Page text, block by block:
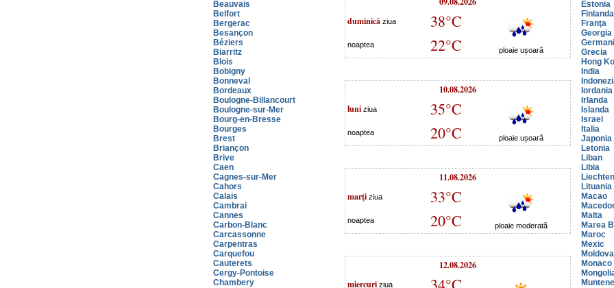
Beauvais
Belfort
Bergerac
Besançon
Béziers
Biarritz
Blois
Bobigny
Bonneval
Bordeaux
Boulogne-Billancourt
Boulogne-sur-Mer
Bourg-en-Bresse
Bourges
Brest
Briançon
Brive
Caen
Cagnes-sur-Mer
Cahors
Calais
Cambrai
Cannes
Carbon-Blanc
Carcassonne
Carpentras
Carquefou
Cauterets
Cergy-Pontoise
Chambery
duminică ziua 38°C
ploaie ușoară
noaptea 22°C
10.08.2026
luni ziua 35°C
ploaie ușoară
noaptea 20°C
11.08.2026
marţi ziua 33°C
ploaie moderată
noaptea 20°C
12.08.2026
miercuri ziua
Estonia
Finlanda
Franţa
Georgia
Grecia
Hong
India
Iordania
Irlanda
Islanda
Israel
Italia
Japonia
Letonia
Liban
Libia
Lituania
Macao
Malta
Marea
Maroc
Mexic
Moldova
Monaco